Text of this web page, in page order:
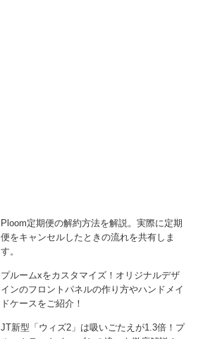
Ploom定期便の解約方法を解説。実際に定期
便をキャンセルしたときの流れを共有しま
す。
プルームxをカスタマイズ！オリジナルデザ
インのフロントパネルの作り方やハンドメイ
ドケースをご紹介！
JT新型「ウィズ2」は吸いごたえが1.3倍！プ